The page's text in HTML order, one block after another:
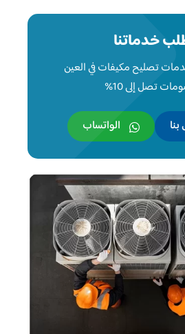
خدماتنا
تصليح مكيفات في العين
تصل إلى 10%
الواتساب